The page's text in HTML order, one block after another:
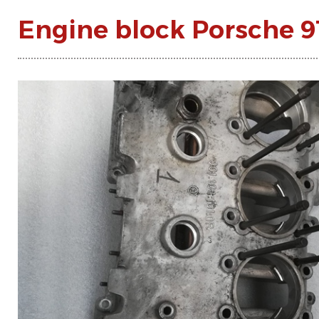
Engine block Porsche